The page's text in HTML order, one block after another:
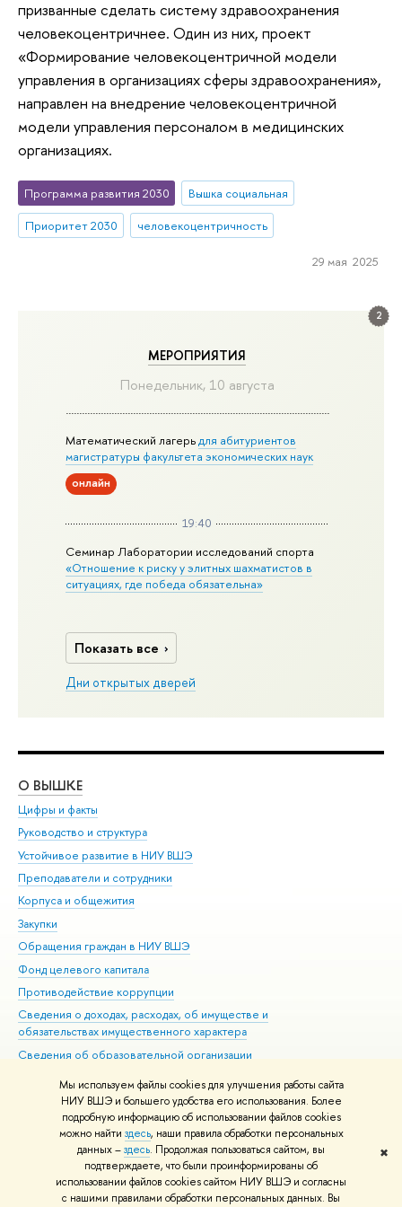
Мы используем файлы cookies для улучшения работы сайта
НИУ ВШЭ и большего удобства его использования. Более
подробную информацию об использовании файлов cookies
можно найти здесь, наши правила обработки персональных
данных –здесь. Продолжая пользоваться сайтом, вы
подтверждаете, что были проинформированы об
использовании файлов cookies сайтом НИУ ВШЭ и согласны
с нашими правилами обработки персональных данных. Вы
✖
2
МЕРОПРИЯТИЯ
Понедельник, 10 августа
Математический лагерьдля абитуриентов
магистратуры факультета экономических наук
онлайн
19:40
Семинар Лаборатории исследований спорта
«Отношение к риску у элитных шахматистов в
ситуациях, где победа обязательна»
Показать все
Дни открытых дверей
призванные сделать систему здравоохранения
человекоцентричнее. Один из них, проект
«Формирование человекоцентричной модели
управления в организациях сферы здравоохранения»,
направлен на внедрение человекоцентричной
модели управления персоналом в медицинских
организациях.
Программа развития 2030
Вышка социальная
Приоритет 2030
человекоцентричность
29 мая 2025
О ВЫШКЕ
Цифры и факты
Руководство и структура
Устойчивое развитие в НИУ ВШЭ
Преподаватели и сотрудники
Корпуса и общежития
Закупки
Обращения граждан в НИУ ВШЭ
Фонд целевого капитала
Противодействие коррупции
Сведения о доходах, расходах, об имуществе и
обязательствах имущественного характера
Сведения об образовательной организации
Людям с ограниченными возможностями здоровья
Единая платежная страница
Работа в Вышке
© НИУ ВШЭ 1993–2026 Адреса и контакты Условия использования
материалов Политика конфиденциальности Карта сайта